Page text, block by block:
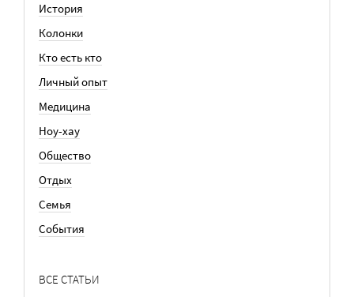
История
Колонки
Кто есть кто
Личный опыт
Медицина
Ноу-хау
Общество
Отдых
Семья
События
ВСЕ СТАТЬИ